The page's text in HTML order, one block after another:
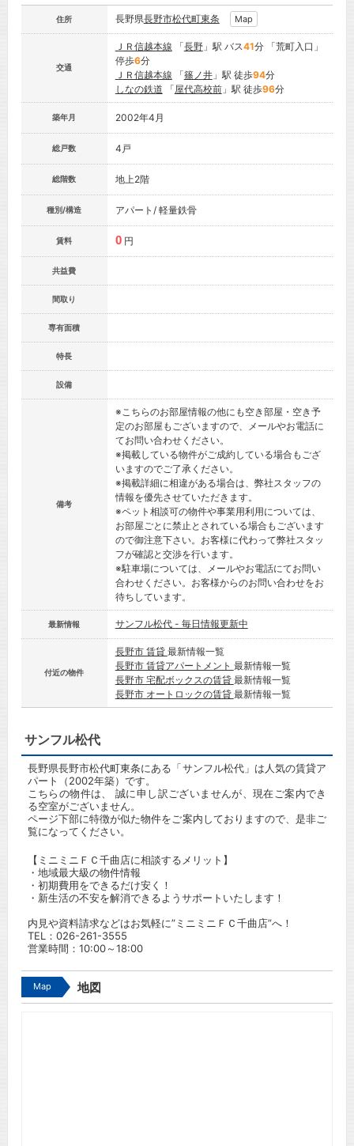
住所 長野県長野市松代町東条 Map
交通
ＪＲ信越本線 「長野」駅 バス41分 「荒町入口」
停歩6分
ＪＲ信越本線 「篠ノ井」駅 徒歩94分
しなの鉄道 「屋代高校前」駅 徒歩96分
築年月 2002年4月
総戸数 4戸
総階数 地上2階
種別/構造 アパート/ 軽量鉄骨
賃料 0 円
共益費
間取り
専有面積
特長
設備
備考
※こちらのお部屋情報の他にも空き部屋・空き予
定のお部屋もございますので、メールやお電話に
てお問い合わせください。
※掲載している物件がご成約している場合もござ
いますのでご了承ください。
※掲載詳細に相違がある場合は、弊社スタッフの
情報を優先させていただきます。
※ペット相談可の物件や事業用利用については、
お部屋ごとに禁止とされている場合もございます
ので御注意下さい。お客様に代わって弊社スタッ
フが確認と交渉を行います。
※駐車場については、メールやお電話にてお問い
合わせください。お客様からのお問い合わせをお
待ちしています。
最新情報 サンフル松代 - 毎日情報更新中
付近の物件
長野市 賃貸 最新情報一覧
長野市 賃貸アパートメント 最新情報一覧
長野市 宅配ボックスの賃貸 最新情報一覧
長野市 オートロックの賃貸 最新情報一覧
サンフル松代
長野県長野市松代町東条にある「サンフル松代」は人気の賃貸ア
パート（2002年築）です。
こちらの物件は、 誠に申し訳ございませんが、現在ご案内でき
る空室がございません。
ページ下部に特徴が似た物件をご案内しておりますので、是非ご
覧になってください。
【ミニミニＦＣ千曲店に相談するメリット】
・地域最大級の物件情報
・初期費用をできるだけ安く！
・新生活の不安を解消できるようサポートいたします！
内見や資料請求などはお気軽に”ミニミニＦＣ千曲店”へ！
TEL： 026-261-3555
営業時間：10:00～18:00
Map 地図